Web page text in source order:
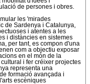
de persones i obres.
les 'mirades
de Sardenya i Catalunya,
i atentes a les
i distàncies en sistemes
per tant, es compon d'una
com a objectiu exposar
en el món de la
i fer créixer projectes
representa una
formació avançada i
escèniques